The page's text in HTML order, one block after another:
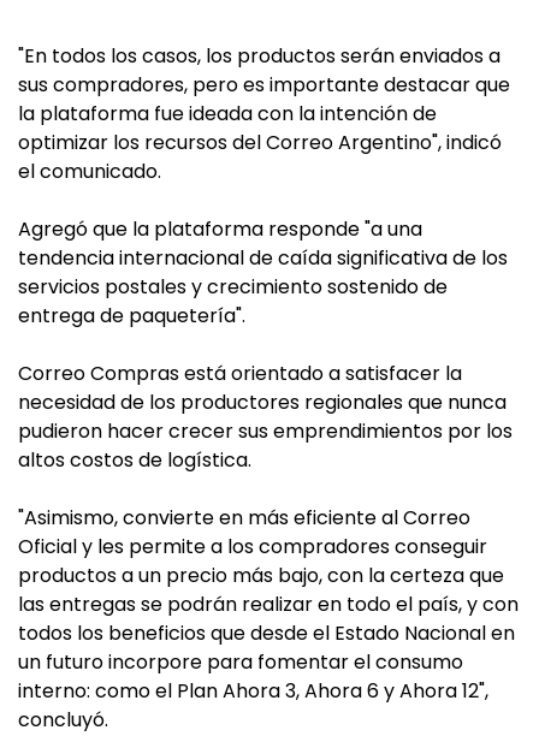
"En todos los casos, los productos serán enviados a
sus compradores, pero es importante destacar que
la plataforma fue ideada con la intención de
optimizar los recursos del Correo Argentino", indicó
el comunicado.
Agregó que la plataforma responde "a una
tendencia internacional de caída significativa de los
servicios postales y crecimiento sostenido de
entrega de paquetería".
Correo Compras está orientado a satisfacer la
necesidad de los productores regionales que nunca
pudieron hacer crecer sus emprendimientos por los
altos costos de logística.
"Asimismo, convierte en más eficiente al Correo
Oficial y les permite a los compradores conseguir
productos a un precio más bajo, con la certeza que
las entregas se podrán realizar en todo el país, y con
todos los beneficios que desde el Estado Nacional en
un futuro incorpore para fomentar el consumo
interno: como el Plan Ahora 3, Ahora 6 y Ahora 12",
concluyó.